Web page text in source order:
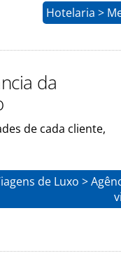
Hotelaria >
da
de cada cliente,
de Luxo >